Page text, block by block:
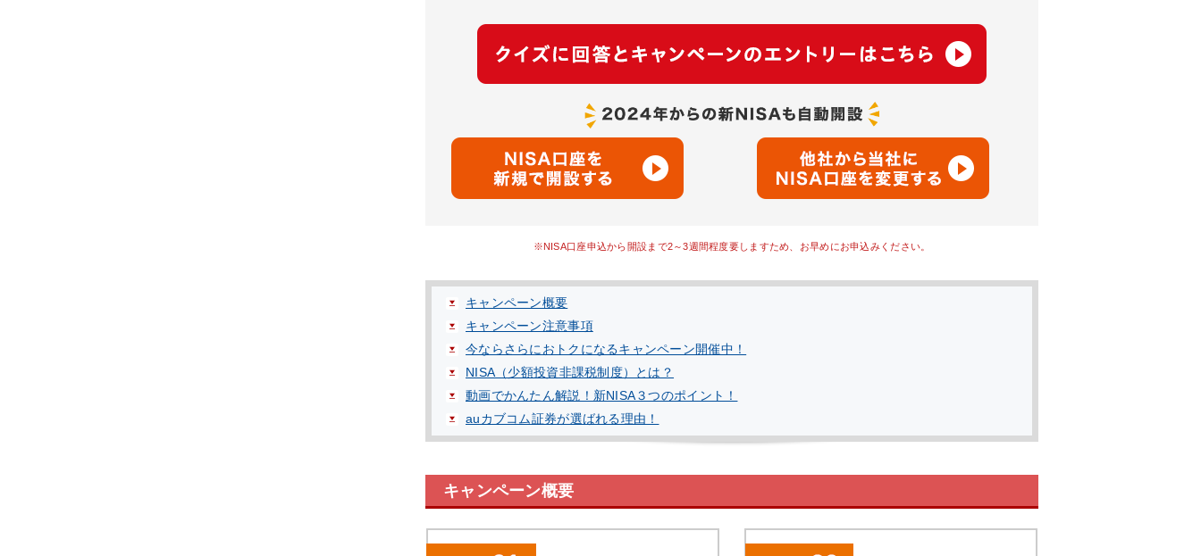
※NISA口座申込から開設まで2～3週間程度要しますため、お早めにお申込みください。
キャンペーン概要
キャンペーン注意事項
今ならさらにおトクになるキャンペーン開催中！
NISA（少額投資非課税制度）とは？
動画でかんたん解説！新NISA３つのポイント！
auカブコム証券が選ばれる理由！
キャンペーン概要